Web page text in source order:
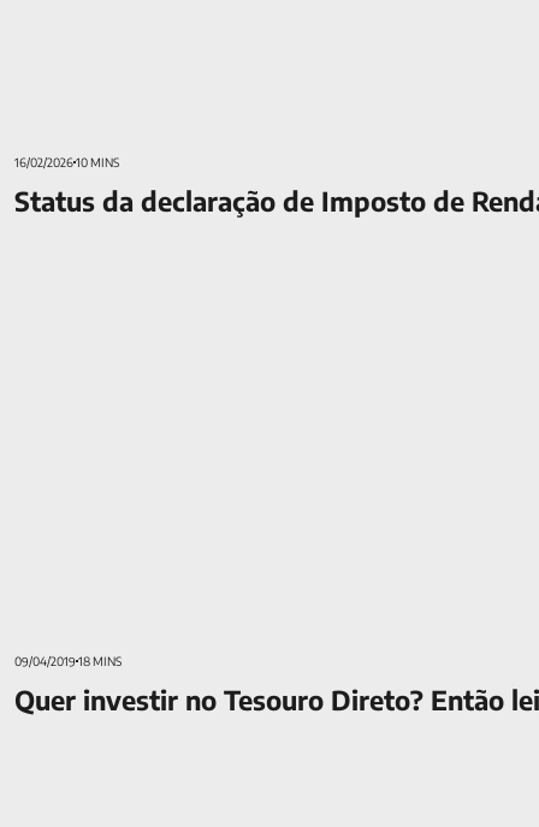
16/02/202610 MINS
Status da declaração de Imposto de
09/04/2019 18 MINS
Quer investir no Tesouro Direto? Então